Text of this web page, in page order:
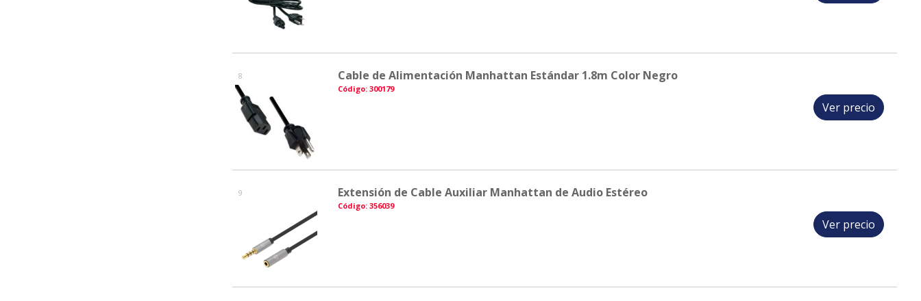
8 Cable de Alimentación Manhattan Estándar 1.8m Color Negro
Código: 300179
Ver precio
9 Extensión de Cable Auxiliar Manhattan de Audio Estéreo
Código: 356039
Ver precio